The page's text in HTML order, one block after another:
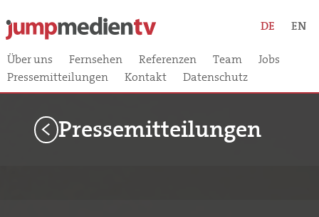
Über uns Fernsehen Referenzen Team
Jobs
Pressemitteilungen
Kontakt Datenschutz
DE EN
< Pressemitteilungen